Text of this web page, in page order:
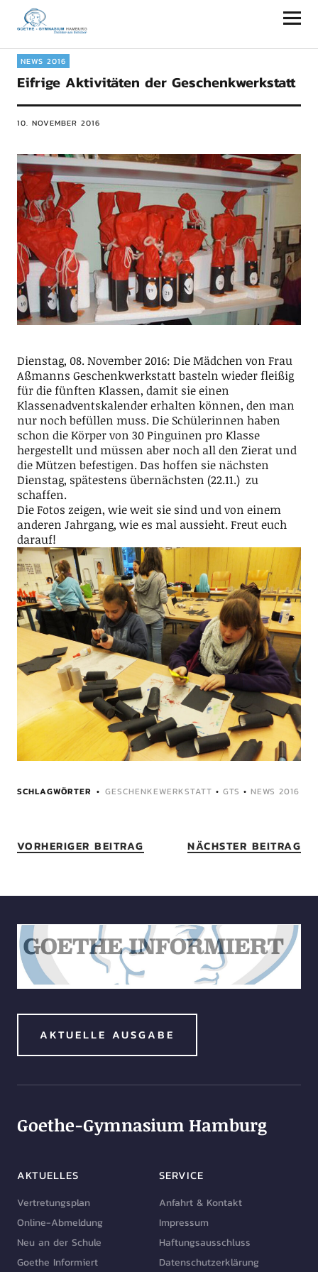
Goethe-Gymnasium Hamburg
NEWS 2016
Eifrige Aktivitäten der Geschenkwerkstatt
10. NOVEMBER 2016
Dienstag, 08. November 2016: Die Mädchen von Frau
Aßmanns Geschenkwerkstatt basteln wieder fleißig
für die fünften Klassen, damit sie einen
Klassenadventskalender erhalten können, den man
nur noch befüllen muss. Die Schülerinnen haben
schon die Körper von 30 Pinguinen pro Klasse
hergestellt und müssen aber noch all den Zierat und
die Mützen befestigen. Das hoffen sie nächsten
Dienstag, spätestens übernächsten (22.11.) zu
schaffen.
Die Fotos zeigen, wie weit sie sind und von einem
anderen Jahrgang, wie es mal aussieht. Freut euch
darauf!
SCHLAGWÖRTER GESCHENKEWERKSTATT • GTS • NEWS 2016
VORHERIGER BEITRAG NÄCHSTER BEITRAG
AKTUELLE AUSGABE
Goethe-Gymnasium Hamburg
AKTUELLES
Vertretungsplan
Online-Abmeldung
Neu an der Schule
Goethe Informiert
SERVICE
Anfahrt & Kontakt
Impressum
Haftungsausschluss
Datenschutzerklärung